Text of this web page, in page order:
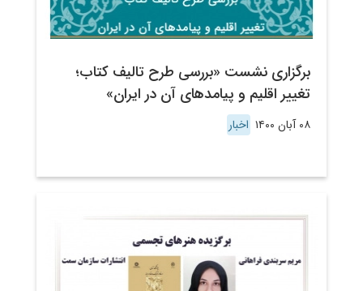
برگزاری نشست «بررسی طرح تالیف کتاب؛
تغییر اقلیم و پیامدهای آن در ایران»
۰۸ آبان ۱۴۰۰ اخبار